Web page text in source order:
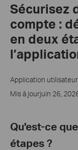
Sécurisez
compte :
en deux
Application
Mis à jourjuin 26,
Qu'est-ce
étapes ?